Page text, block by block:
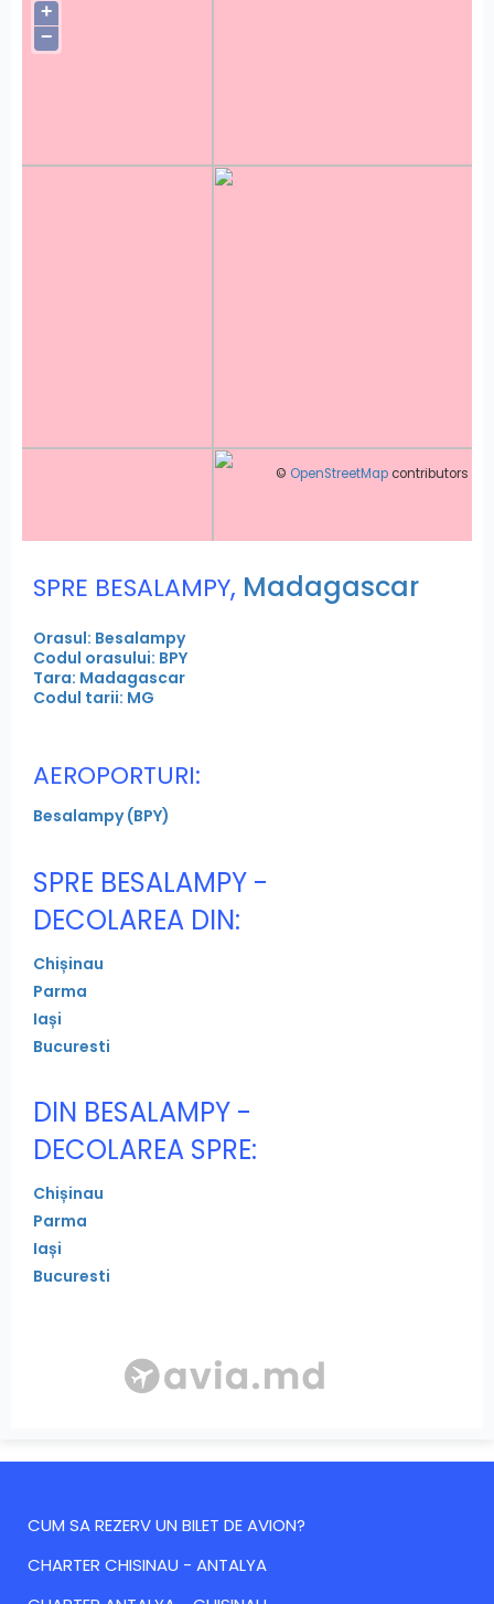
+
−
© OpenStreetMap contributors
SPRE BESALAMPY, Madagascar
Orasul: Besalampy
Codul orasului: BPY
Tara: Madagascar
Codul tarii: MG
AEROPORTURI:
Besalampy (BPY)
SPRE BESALAMPY -
DECOLAREA DIN:
Chișinau
Parma
Iași
Bucuresti
DIN BESALAMPY -
DECOLAREA SPRE:
Chișinau
Parma
Iași
Bucuresti
CUM SA REZERV UN BILET DE AVION?
CHARTER CHISINAU - ANTALYA